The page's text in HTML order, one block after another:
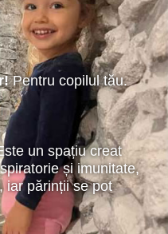
Pentru copilul tău.
un spațiu creat
și imunitate,
iar părinții se pot